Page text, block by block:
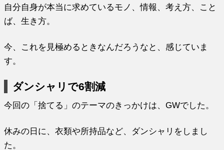
自分自身が本当に求めているモノ、情報、考え方、こと
ば、生き方。
今、これを見極めるときなんだろうなと、感じていま
す。
ダンシャリで6割減
今回の「捨てる」のテーマのきっかけは、GWでした。
休みの日に、衣類や所持品など、ダンシャリをしまし
た。